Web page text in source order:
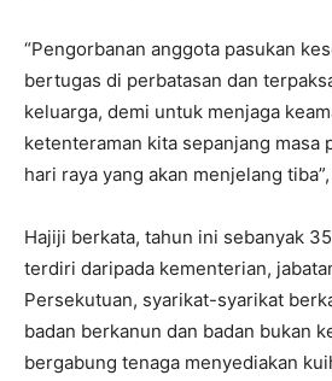
“Pengorbanan anggota pasukan
bertugas di perbatasan dan
keluarga, demi untuk menjaga
ketenteraman kita sepanjang masa
hari raya yang akan menjelang
Hajiji berkata, tahun ini sebanyak
terdiri daripada kementerian,
Persekutuan, syarikat-syarikat
badan berkanun dan badan bukan
bergabung tenaga menyediakan